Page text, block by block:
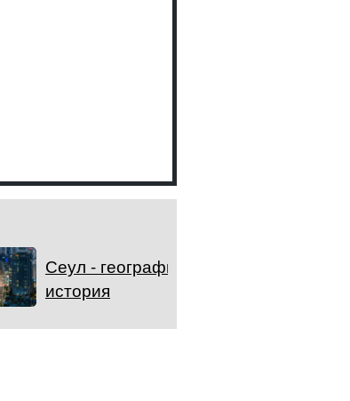
Сеул - география и
история